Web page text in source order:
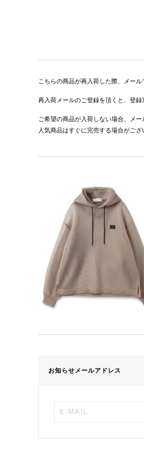
こちらの商品が再入荷した際、メール
再入荷メールのご登録を頂くと、登録
ご希望の商品が入荷しない場合、メ
人気商品はすぐに完売する場合がござ
お知らせメールアドレス